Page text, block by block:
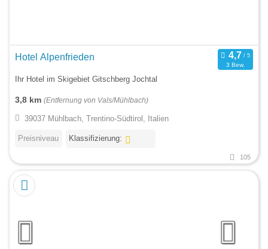
Hotel Alpenfrieden
3 Bew.
Ihr Hotel im Skigebiet Gitschberg Jochtal
3,8 km (Entfernung von Vals/Mühlbach)
39037 Mühlbach, Trentino-Südtirol, Italien
Preisniveau Klassifizierung:
105